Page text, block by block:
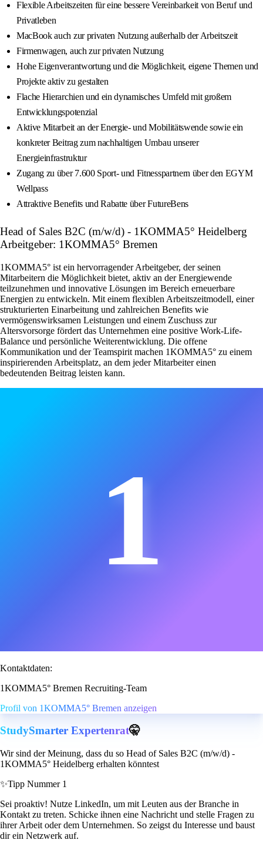
Flexible Arbeitszeiten für eine bessere Vereinbarkeit von Beruf und
Privatleben
MacBook auch zur privaten Nutzung außerhalb der Arbeitszeit
Firmenwagen, auch zur privaten Nutzung
Hohe Eigenverantwortung und die Möglichkeit, eigene Themen und
Projekte aktiv zu gestalten
Flache Hierarchien und ein dynamisches Umfeld mit großem
Entwicklungspotenzial
Aktive Mitarbeit an der Energie- und Mobilitätswende sowie ein
konkreter Beitrag zum nachhaltigen Umbau unserer
Energieinfrastruktur
Zugang zu über 7.600 Sport- und Fitnesspartnern über den EGYM
Wellpass
Attraktive Benefits und Rabatte über FutureBens
Head of Sales B2C (m/w/d) - 1KOMMA5° Heidelberg
Arbeitgeber: 1KOMMA5° Bremen
1KOMMA5° ist ein hervorragender Arbeitgeber, der seinen
Mitarbeitern die Möglichkeit bietet, aktiv an der Energiewende
teilzunehmen und innovative Lösungen im Bereich erneuerbare
Energien zu entwickeln. Mit einem flexiblen Arbeitszeitmodell, einer
strukturierten Einarbeitung und zahlreichen Benefits wie
vermögenswirksamen Leistungen und einem Zuschuss zur
Altersvorsorge fördert das Unternehmen eine positive Work-Life-
Balance und persönliche Weiterentwicklung. Die offene
Kommunikation und der Teamspirit machen 1KOMMA5° zu einem
inspirierenden Arbeitsplatz, an dem jeder Mitarbeiter einen
bedeutenden Beitrag leisten kann.
1
Kontaktdaten:
1KOMMA5° Bremen Recruiting-Team
Profil von 1KOMMA5° Bremen anzeigen
StudySmarter Expertenrat🤫
Wir sind der Meinung, dass du so Head of Sales B2C (m/w/d) -
1KOMMA5° Heidelberg erhalten könntest
✨Tipp Nummer 1
Sei proaktiv! Nutze LinkedIn, um mit Leuten aus der Branche in
Kontakt zu treten. Schicke ihnen eine Nachricht und stelle Fragen zu
ihrer Arbeit oder dem Unternehmen. So zeigst du Interesse und baust
dir ein Netzwerk auf.